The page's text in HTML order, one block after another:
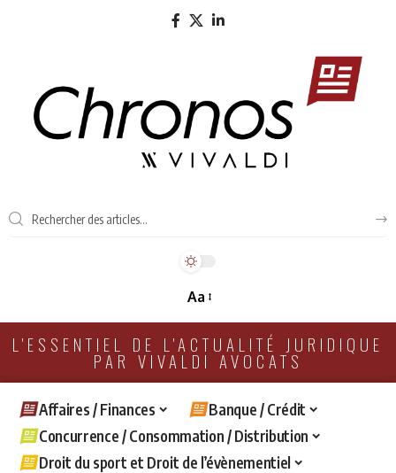
Aa
L'ESSENTIEL DE L'ACTUALITÉ JURIDIQUE
PAR VIVALDI AVOCATS
Affaires / Finances
Banque / Crédit
Concurrence / Consommation / Distribution
Droit du sport et Droit de l’évènementiel